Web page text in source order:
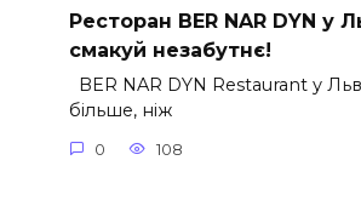
Ресторан BER NAR DYN у
смакуй незабутнє!
BER NAR DYN Restaurant у
більше, ніж
0 108